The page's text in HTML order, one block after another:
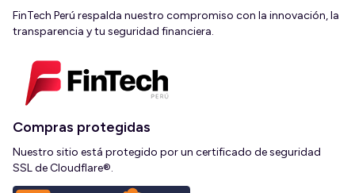
FinTech Perú respalda nuestro compromiso con la innovación, la
transparencia y tu seguridad financiera.
Compras protegidas
Nuestro sitio está protegido por un certificado de seguridad
SSL de Cloudflare®.